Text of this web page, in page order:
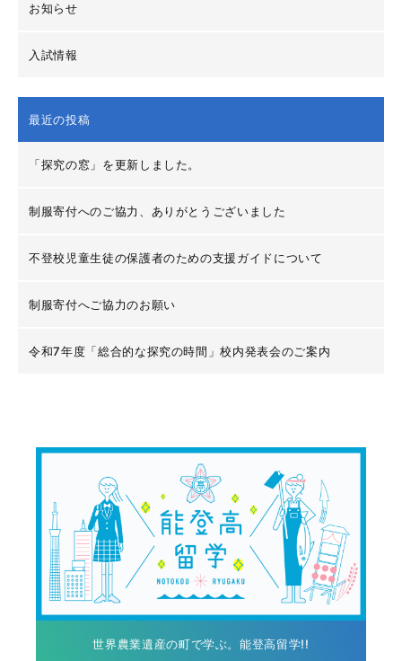
お知らせ
入試情報
最近の投稿
「探究の窓」を更新しました。
制服寄付へのご協力、ありがとうございました
不登校児童生徒の保護者のための支援ガイドについて
制服寄付へご協力のお願い
令和7年度「総合的な探究の時間」校内発表会のご案内
世界農業遺産の町で学ぶ。能登高留学!!